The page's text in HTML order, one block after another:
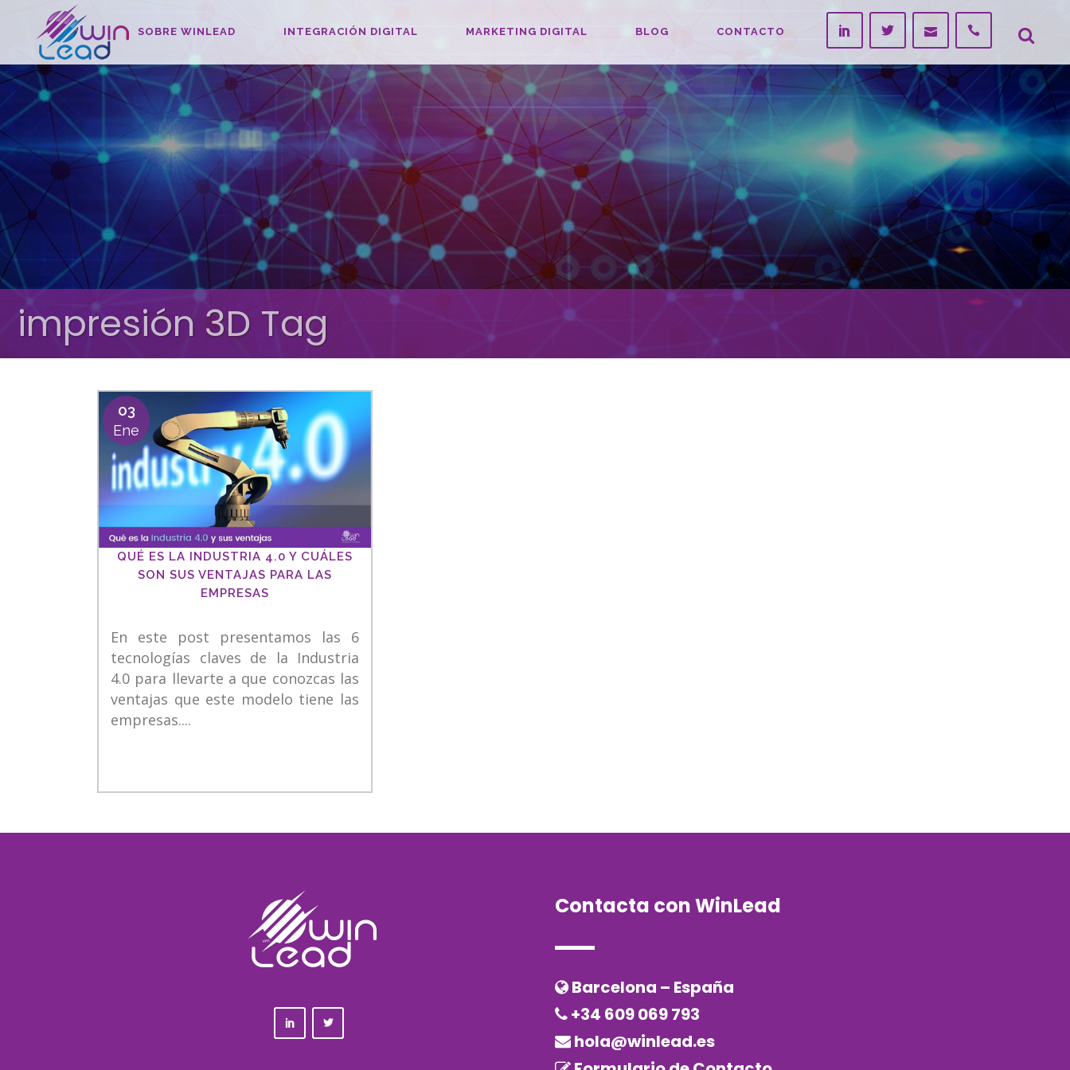
SOBRE WINLEAD INTEGRACIÓN DIGITAL MARKETING DIGITAL BLOG CONTACTO
impresión 3D Tag
03
Ene
QUÉ ES LA INDUSTRIA 4.0 Y CUÁLES
SON SUS VENTAJAS PARA LAS
EMPRESAS
En este post presentamos las 6
tecnologías claves de la Industria
4.0 para llevarte a que conozcas las
ventajas que este modelo tiene las
empresas....
Contacta con WinLead
Barcelona – España
+34 609 069 793
hola@winlead.es